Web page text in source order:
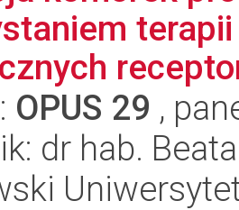
OPUS 29 ,
dr hab.